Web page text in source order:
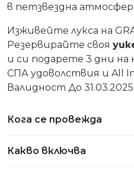
в петзвездна
Изживейте лукса на
Резервирайте своя
и си подарете 3 дни
СПА удоволствия и All
Валидност До
Кога се провежда
Какво включва